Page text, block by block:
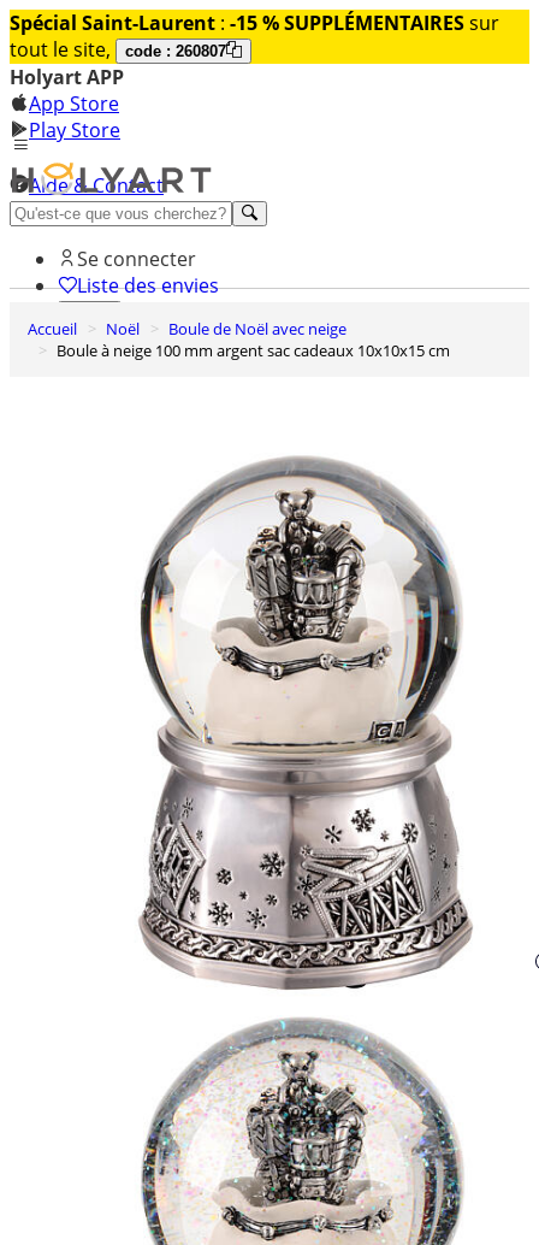
Spécial Saint-Laurent : -15 % SUPPLÉMENTAIRESsur
tout le site,
code : 260807
Holyart APP
App Store
Play Store
Aide & Contact
Découvrez Premium
Se connecter
Liste des envies
0
Panier
Accueil Noël
Boule de Noël avec neige
Boule à neige 100 mm argent sac cadeaux 10x10x15 cm